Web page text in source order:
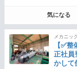
気になる
メカニッ
【✅
正社員
かして